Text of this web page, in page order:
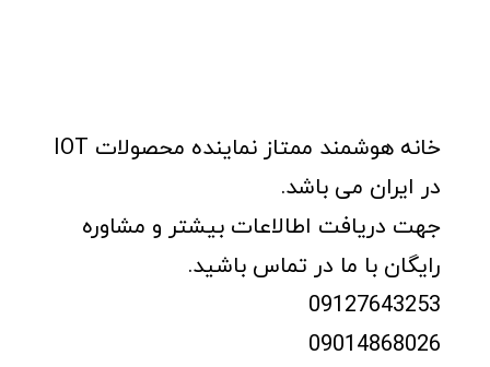
خانه هوشمند ممتاز نماینده محصولات IOT
در ایران می باشد.
جهت دریافت اطالاعات بیشتر و مشاوره
رایگان با ما در تماس باشید.
09127643253
09014868026